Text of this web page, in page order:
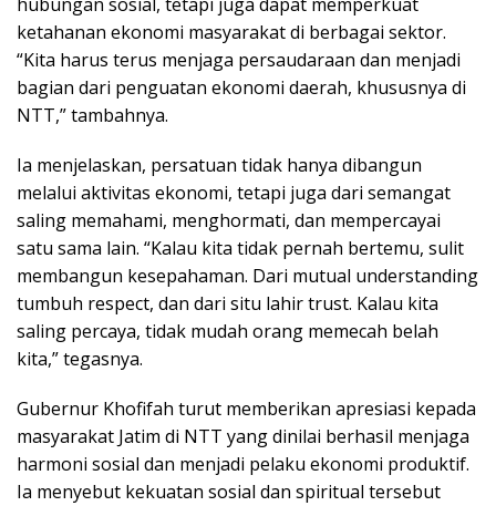
ketahanan ekonomi masyarakat di berbagai sektor.
“Kita harus terus menjaga persaudaraan dan menjadi
bagian dari penguatan ekonomi daerah, khususnya di
NTT,” tambahnya.
Ia menjelaskan, persatuan tidak hanya dibangun
melalui aktivitas ekonomi, tetapi juga dari semangat
saling memahami, menghormati, dan mempercayai
satu sama lain. “Kalau kita tidak pernah bertemu, sulit
membangun kesepahaman. Dari mutual understanding
tumbuh respect, dan dari situ lahir trust. Kalau kita
saling percaya, tidak mudah orang memecah belah
kita,” tegasnya.
Gubernur Khofifah turut memberikan apresiasi kepada
masyarakat Jatim di NTT yang dinilai berhasil menjaga
harmoni sosial dan menjadi pelaku ekonomi produktif.
Ia menyebut kekuatan sosial dan spiritual tersebut